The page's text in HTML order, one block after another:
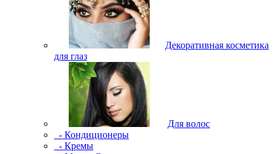
Декоративная косметика
для глаз
Для волос
- Кондиционеры
- Кремы